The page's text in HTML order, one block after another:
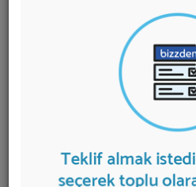
2 sonuç
Yenimahalle'de
sunan firmalar aşağıda
teklifi almak için
"İlk 5 Firmadan Teklif İste"
talebinizi firmalara